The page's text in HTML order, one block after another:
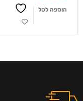
הוספה לסל